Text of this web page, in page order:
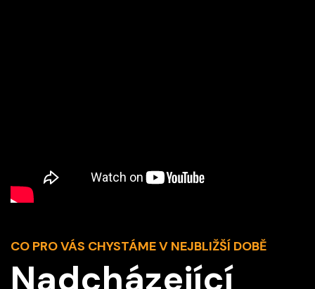
CO PRO VÁS CHYSTÁME V NEJBLIŽŠÍ DOBĚ
Nadcházející